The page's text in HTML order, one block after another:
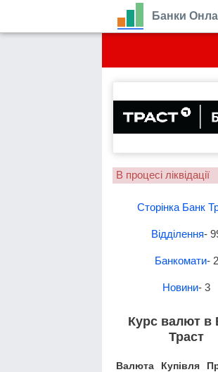
Банки
В процесі ліквідації
Сторінка Банк
Відділення-
Банкомати- 2
Новини- 3
Курс валют в
Траст
Валюта Купівля